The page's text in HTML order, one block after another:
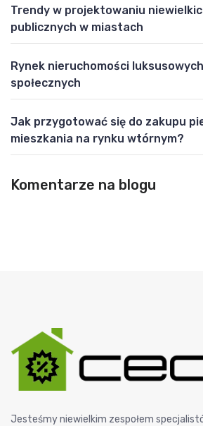
Trendy w projektowaniu
publicznych w miastach
Rynek nieruchomości
społecznych
Jak przygotować się do zakupu
mieszkania na rynku wtórnym?
Komentarze na blogu
Jesteśmy niewielkim zespołem